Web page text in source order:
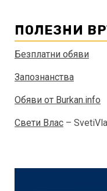
ПОЛЕЗНИ
Безплатни обяви
Запознанства
Обяви от Burkan.info
Свети Влас –